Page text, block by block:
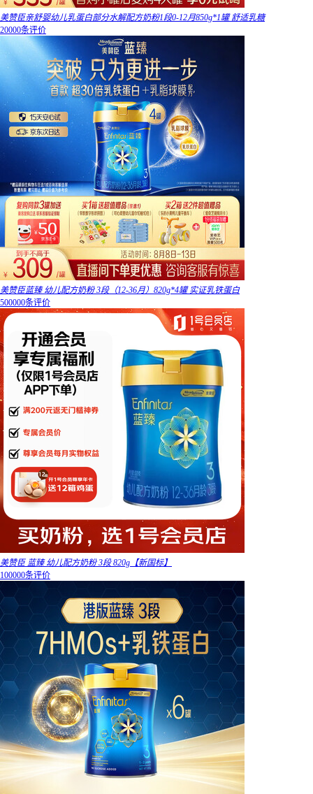
美赞臣亲舒婴幼儿乳蛋白部分水解配方奶粉1段0-12月850g*1罐 舒适乳糖
20000条评价
美赞臣蓝臻 幼儿配方奶粉 3段（12-36月）820g*4罐 实证乳铁蛋白
500000条评价
美赞臣 蓝臻 幼儿配方奶粉 3段 820g【新国标】
100000条评价